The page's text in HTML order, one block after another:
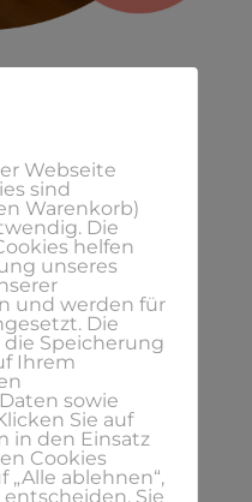
9 – Warum
„Duze“
,
,Podcast,
,Erfolgreich,
lets create,Podcast
,
du dich
Webseite
sind
Warenkorb)
Die
helfen
unseres
und werden für
Die
Speicherung
Ihrem
sowie
Sie auf
in den Einsatz
Cookies
ablehnen“,
Sie